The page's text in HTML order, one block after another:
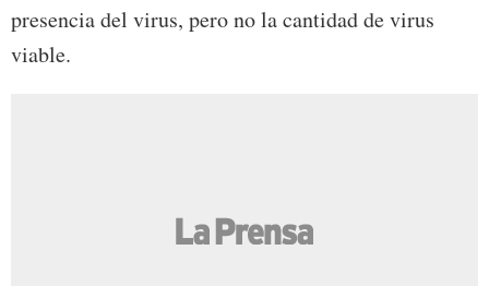
presencia del virus, pero no la cantidad de virus
viable.